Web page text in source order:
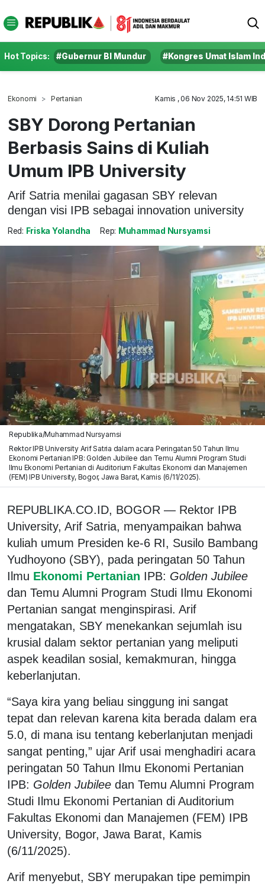
Hot Topics: #Gubernur BI Mundur #Kongres Umat Islam
Ekonomi Pertanian Kamis , 06 Nov 2025, 14:51 WIB
SBY Dorong Pertanian
Berbasis Sains di Kuliah
Umum IPB University
Arif Satria menilai gagasan SBY relevan
dengan visi IPB sebagai innovation university
Red: Friska Yolandha Rep: Muhammad Nursyamsi
Republika/Muhammad Nursyamsi
Rektor IPB University Arif Satria dalam acara Peringatan 50 Tahun Ilmu
Ekonomi Pertanian IPB: Golden Jubilee dan Temu Alumni Program Studi
Ilmu Ekonomi Pertanian di Auditorium Fakultas Ekonomi dan Manajemen
(FEM) IPB University, Bogor, Jawa Barat, Kamis (6/11/2025).
REPUBLIKA.CO.ID, BOGOR — Rektor IPB
University, Arif Satria, menyampaikan bahwa
kuliah umum Presiden ke-6 RI, Susilo Bambang
Yudhoyono (SBY), pada peringatan 50 Tahun
Ilmu Ekonomi Pertanian IPB: Golden Jubilee
dan Temu Alumni Program Studi Ilmu Ekonomi
Pertanian sangat menginspirasi. Arif
mengatakan, SBY menekankan sejumlah isu
krusial dalam sektor pertanian yang meliputi
aspek keadilan sosial, kemakmuran, hingga
keberlanjutan.
“Saya kira yang beliau singgung ini sangat
tepat dan relevan karena kita berada dalam era
5.0, di mana isu tentang keberlanjutan menjadi
sangat penting,” ujar Arif usai menghadiri acara
peringatan 50 Tahun Ilmu Ekonomi Pertanian
IPB: Golden Jubilee dan Temu Alumni Program
Studi Ilmu Ekonomi Pertanian di Auditorium
Fakultas Ekonomi dan Manajemen (FEM) IPB
University, Bogor, Jawa Barat, Kamis
(6/11/2025).
Arif menyebut, SBY merupakan tipe pemimpin